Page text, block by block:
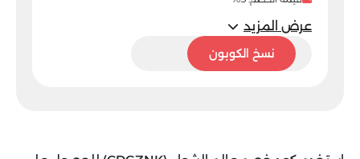
عرض المزيد
CDGZNK
نسخ الكوبون